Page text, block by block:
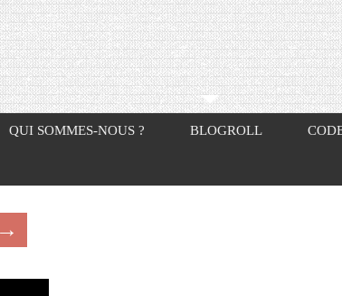
QUI SOMMES-NOUS ? BLOGROLL